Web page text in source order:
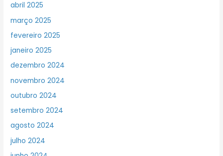
abril 2025
março 2025
fevereiro 2025
janeiro 2025
dezembro 2024
novembro 2024
outubro 2024
setembro 2024
agosto 2024
julho 2024